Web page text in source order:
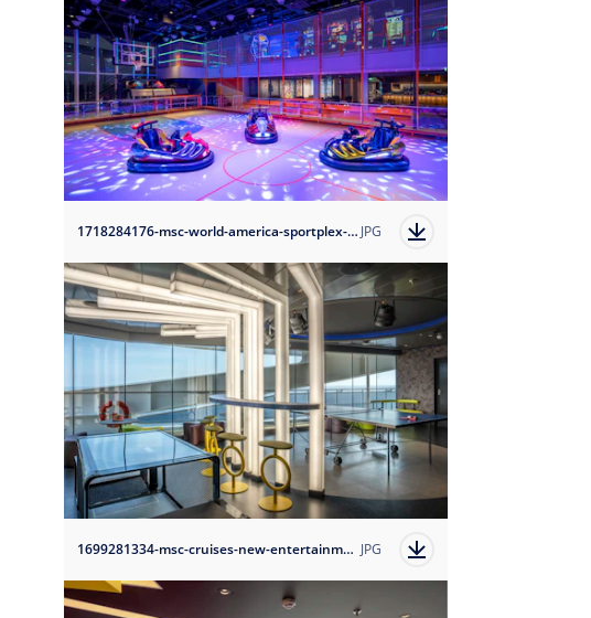
1718284176-msc-world-america-sportplex-bumber-cars?auto=format JPG
1699281334-msc-cruises-new-entertainment-programme-for-young-guests-and-teenagers-offers-fun-options-to-create-memories-of-a-lifetime?auto=format JPG